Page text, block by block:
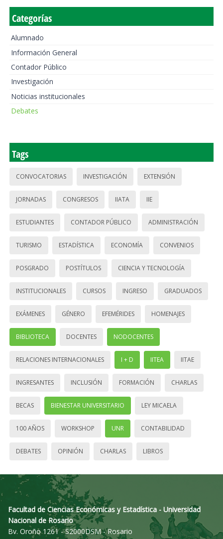
Categorías
Alumnado
Información General
Contador Público
Investigación
Noticias institucionales
Debates
Tags
CONVOCATORIAS INVESTIGACIÓN EXTENSIÓN
JORNADAS CONGRESOS IIATA IIE
ESTUDIANTES CONTADOR PÚBLICO ADMINISTRACIÓN
TURISMO ESTADÍSTICA ECONOMÍA CONVENIOS
POSGRADO POSTÍTULOS CIENCIA Y TECNOLOGÍA
INSTITUCIONALES CURSOS INGRESO GRADUADOS
EXÁMENES GÉNERO EFEMÉRIDES HOMENAJES
BIBLIOTECA DOCENTES NODOCENTES
RELACIONES INTERNACIONALES I + D IITEA IITAE
INGRESANTES INCLUSIÓN FORMACIÓN CHARLAS
BECAS BIENESTAR UNIVERSITARIO LEY MICAELA
100 AÑOS WORKSHOP UNR CONTABILIDAD
DEBATES OPINIÓN CHARLAS LIBROS
Facultad de Ciencias Económicas y Estadística - Universidad
Nacional de Rosario
Bv. Oroño 1261 - S2000DSM - Rosario